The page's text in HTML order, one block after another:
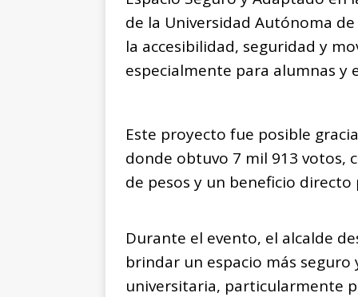
de la Universidad Autónoma
la accesibilidad, seguridad y
especialmente para alumnas y
Este proyecto fue posible
donde obtuvo 7 mil 913 votos,
de pesos y un beneficio
Durante el evento, el alcalde
brindar un espacio más
universitaria, particularmente